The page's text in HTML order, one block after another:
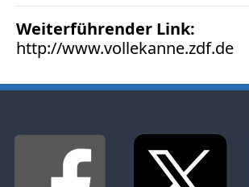
Weiterführender Link:
http://www.vollekanne.zdf.de